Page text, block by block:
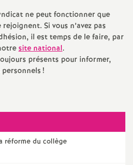
s
d
e
ne peut fonctionner que
Si vous n’avez pas
il est temps de le faire, par
site national.
présents pour informer,
!
réforme du collège